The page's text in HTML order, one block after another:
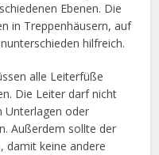
Ebenen. Die
in Treppenhäusern, auf
hilfreich.
alle Leiterfüße
Die Leiter darf nicht
Unterlagen oder
Außerdem sollte der
damit keine andere